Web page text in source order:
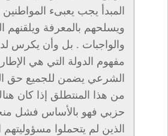
المبدأ يجب يعبىء المواطنين
ويسلحهم بالمعرفة ويلقنهم
والواجبات . بل وأن يكرس
مفهوم الدولة التي هي الإطار
الشرعي يضمن للجميع حق
من هذا المنتطلق إذا كان
حزبي فهو بالأساس فشل
الذين لم يتحملوا مسؤوليتهم